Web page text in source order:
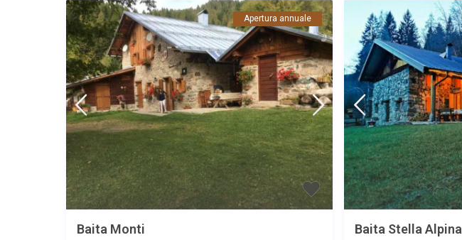
Apertura annuale
Baita Monti Baita Stella Alpina